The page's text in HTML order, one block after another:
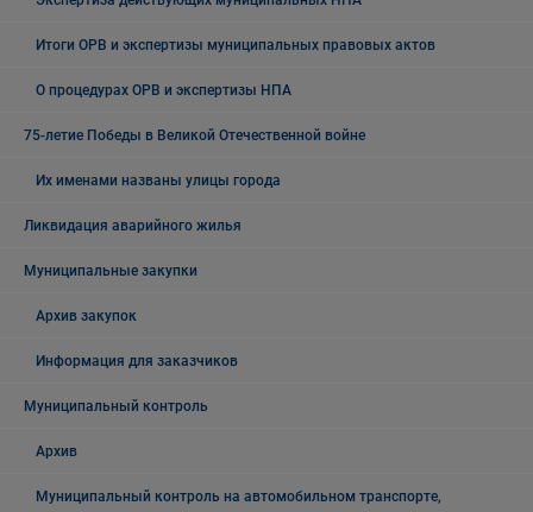
Итоги ОРВ и экспертизы муниципальных правовых актов
О процедурах ОРВ и экспертизы НПА
75-летие Победы в Великой Отечественной войне
Их именами названы улицы города
Ликвидация аварийного жилья
Муниципальные закупки
Архив закупок
Информация для заказчиков
Муниципальный контроль
Архив
Муниципальный контроль на автомобильном транспорте,